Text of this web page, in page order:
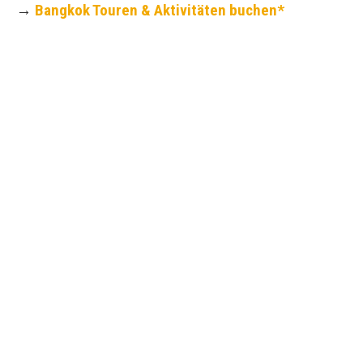
→ Bangkok Touren & Aktivitäten buchen*